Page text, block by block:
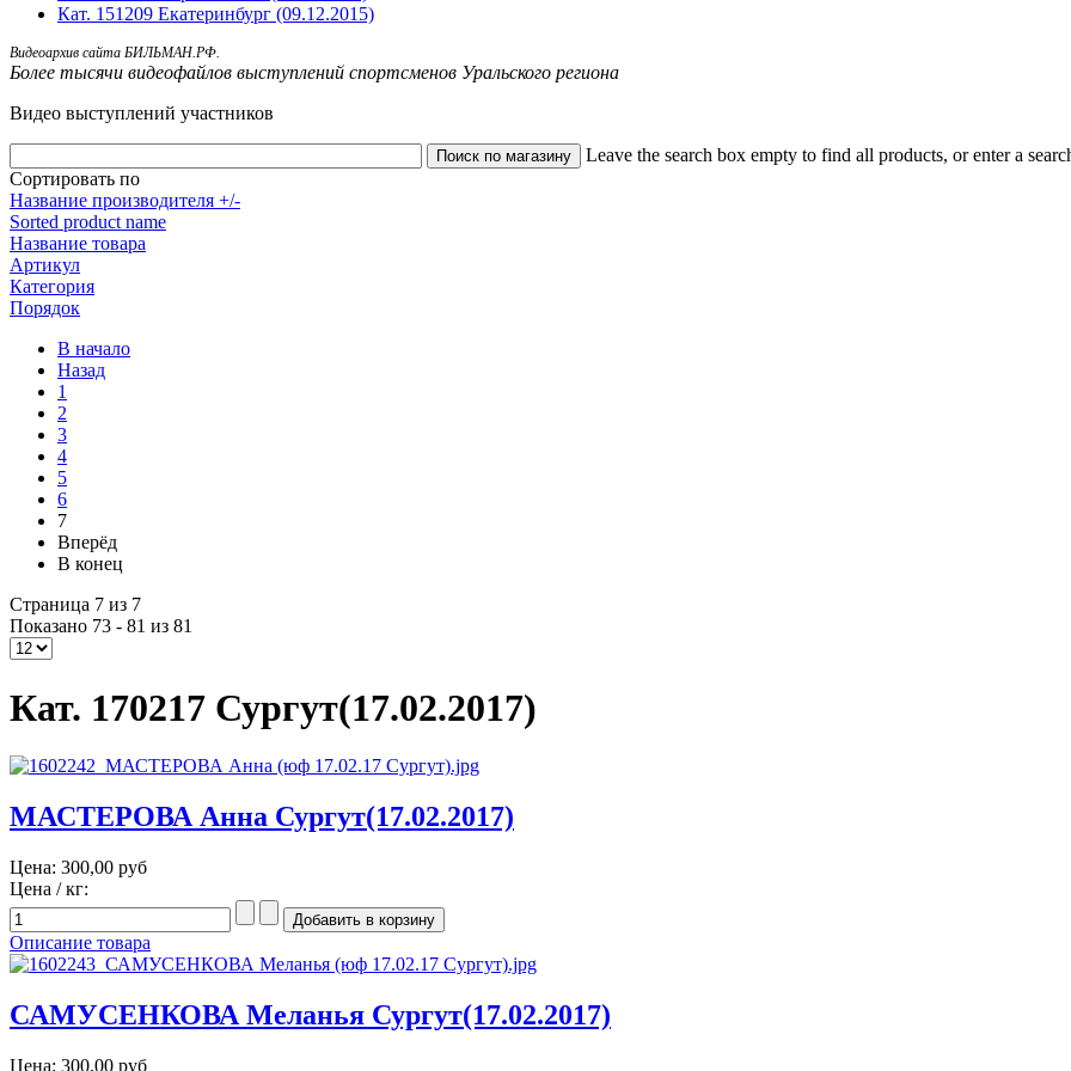
Кат. 151209 Екатеринбург (09.12.2015)
Видеоархив сайта БИЛЬМАН.РФ.
Более тысячи видеофайлов выступлений спортсменов Уральского региона
Видео выступлений участников
Leave the search box empty to find all products, or enter a
Сортировать по
Название производителя +/-
Sorted product name
Название товара
Артикул
Категория
Порядок
В начало
Назад
1
2
3
4
5
6
7
Вперёд
В конец
Страница 7 из 7
Показано 73 - 81 из 81
Кат. 170217 Сургут(17.02.2017)
МАСТЕРОВА Анна Сургут(17.02.2017)
Цена: 300,00 руб
Цена / кг:
Описание товара
САМУСЕНКОВА Меланья Сургут(17.02.2017)
Цена: 300,00 руб